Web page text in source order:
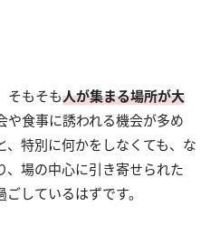
そもそも人が集まる場所が大
や食事に誘われる機会が多め
特別に何かをしなくても、な
、場の中心に引き寄せられた
しているはずです。